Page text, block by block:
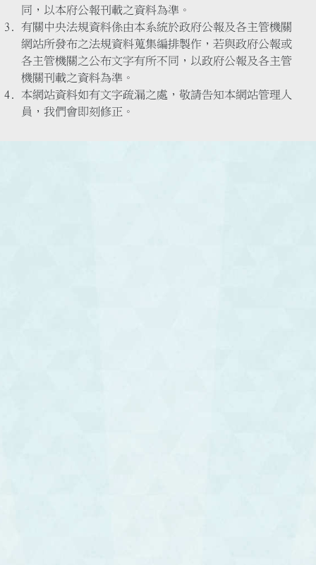
同，以本府公報刊載之資料為準。
有關中央法規資料係由本系統於政府公報及各主管機關
網站所發布之法規資料蒐集編排製作，若與政府公報或
各主管機關之公布文字有所不同，以政府公報及各主管
機關刊載之資料為準。
本網站資料如有文字疏漏之處，敬請告知本網站管理人
員，我們會即刻修正。